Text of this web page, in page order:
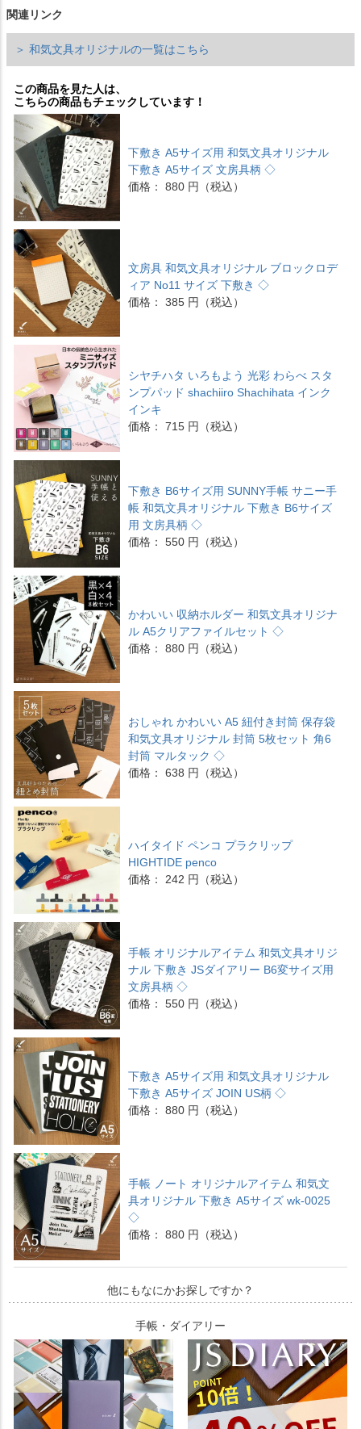
関連リンク
＞ 和気文具オリジナルの一覧はこちら
この商品を見た人は、
こちらの商品もチェックしています！
下敷き A5サイズ用 和気文具オリジナル
下敷き A5サイズ 文房具柄 ◇
価格： 880 円（税込）
文房具 和気文具オリジナル ブロックロデ
ィア No11 サイズ 下敷き ◇
価格： 385 円（税込）
シヤチハタ いろもよう 光彩 わらべ スタ
ンプパッド shachiiro Shachihata インク
インキ
価格： 715 円（税込）
下敷き B6サイズ用 SUNNY手帳 サニー手
帳 和気文具オリジナル 下敷き B6サイズ
用 文房具柄 ◇
価格： 550 円（税込）
かわいい 収納ホルダー 和気文具オリジナ
ル A5クリアファイルセット ◇
価格： 880 円（税込）
おしゃれ かわいい A5 紐付き封筒 保存袋
和気文具オリジナル 封筒 5枚セット 角6
封筒 マルタック ◇
価格： 638 円（税込）
ハイタイド ペンコ プラクリップ
HIGHTIDE penco
価格： 242 円（税込）
手帳 オリジナルアイテム 和気文具オリジ
ナル 下敷き JSダイアリー B6変サイズ用
文房具柄 ◇
価格： 550 円（税込）
下敷き A5サイズ用 和気文具オリジナル
下敷き A5サイズ JOIN US柄 ◇
価格： 880 円（税込）
手帳 ノート オリジナルアイテム 和気文
具オリジナル 下敷き A5サイズ wk-0025
◇
価格： 880 円（税込）
他にもなにかお探しですか？
手帳・ダイアリー